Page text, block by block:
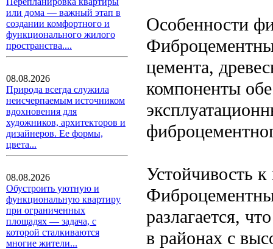
или дома — важный этап в
создании комфортного и
функционального жилого
пространства....
08.08.2026
Природа всегда служила
неисчерпаемым источником
вдохновения для
художников, архитекторов и
дизайнеров. Ее формы,
цвета...
08.08.2026
Обустроить уютную и
функциональную квартиру
при ограниченных
площадях — задача, с
которой сталкиваются
многие жители...
Особенности
цемента,
компоненты
Устойчивость
разлагается,
в районах с